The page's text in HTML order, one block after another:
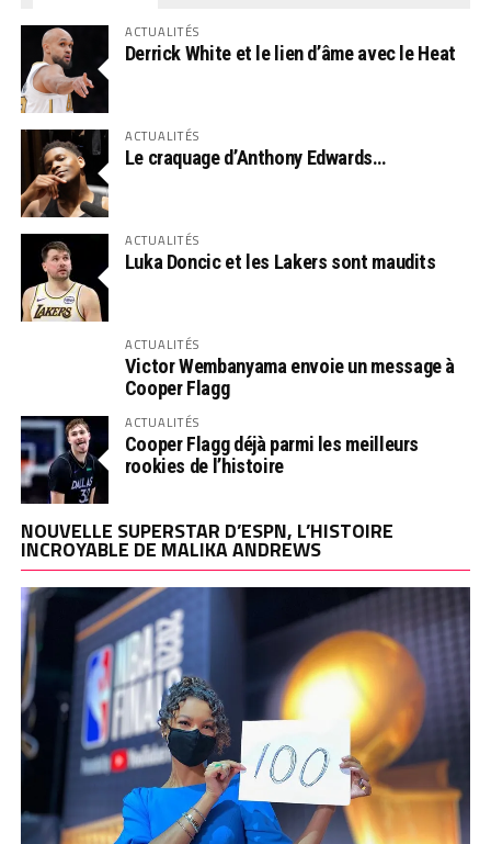
ACTUALITÉS
Derrick White et le lien d’âme avec le Heat
ACTUALITÉS
Le craquage d’Anthony Edwards…
ACTUALITÉS
Luka Doncic et les Lakers sont maudits
ACTUALITÉS
Victor Wembanyama envoie un message à
Cooper Flagg
ACTUALITÉS
Cooper Flagg déjà parmi les meilleurs
rookies de l’histoire
NOUVELLE SUPERSTAR D’ESPN, L’HISTOIRE
INCROYABLE DE MALIKA ANDREWS